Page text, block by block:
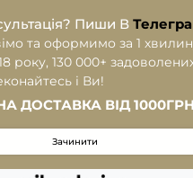
Пиши В
та оформимо за 1
року, 130 000+ задоволених
і Ви!
ДОСТАВКА ВІД 1000ГРН
Зачинити